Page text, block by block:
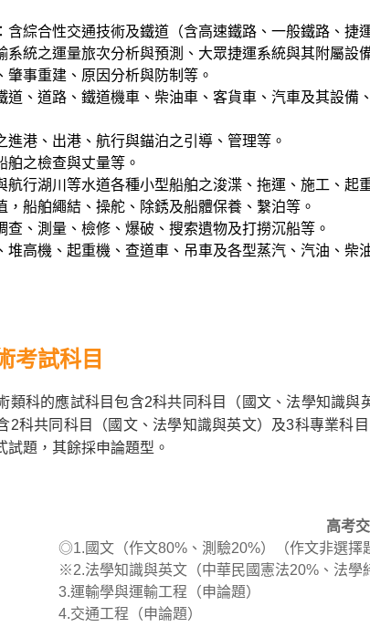
：含綜合性交通技術及鐵道（含高速鐵路、一般鐵路、
系統之運量旅次分析與預測、大眾捷運系統與其附屬設
肇事重建、原因分析與防制等。
道、道路、鐵道機車、柴油車、客貨車、汽車及其設備
進港、出港、航行與錨泊之引導、管理等。
舶之檢查與丈量等。
航行湖川等水道各種小型船舶之浚渫、拖運、施工、起
，船舶繩結、操舵、除銹及船體保養、繫泊等。
查、測量、檢修、爆破、搜索遺物及打撈沉船等。
堆高機、起重機、查道車、吊車及各型蒸汽、汽油、
考試科目
類科的應試科目包含2科共同科目（國文、法學知識
2科共同科目（國文、法學知識與英文）及3科專業
試題，其餘採申論題型。
高考
◎1.國文（作文80%、測驗20%）（作文非選擇
※2.法學知識與英文（中華民國憲法20%、法學
3.運輸學與運輸工程（申論題）
4.交通工程（申論題）